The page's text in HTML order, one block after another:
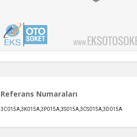
Referans Numaraları
3C015A,3K015A,3P015A,3S015A,3CS015A,3D015A